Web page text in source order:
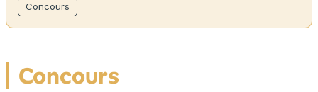
Concours
Concours